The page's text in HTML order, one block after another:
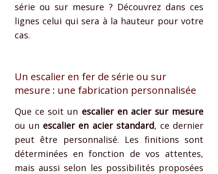
série ou sur mesure ? Découvrez dans ces
lignes celui qui sera à la hauteur pour votre
cas.
Un escalier en fer de série ou sur
mesure : une fabrication personnalisée
Que ce soit un escalier en acier sur mesure
ou un escalier en acier standard, ce dernier
peut être personnalisé. Les finitions sont
déterminées en fonction de vos attentes,
mais aussi selon les possibilités proposées